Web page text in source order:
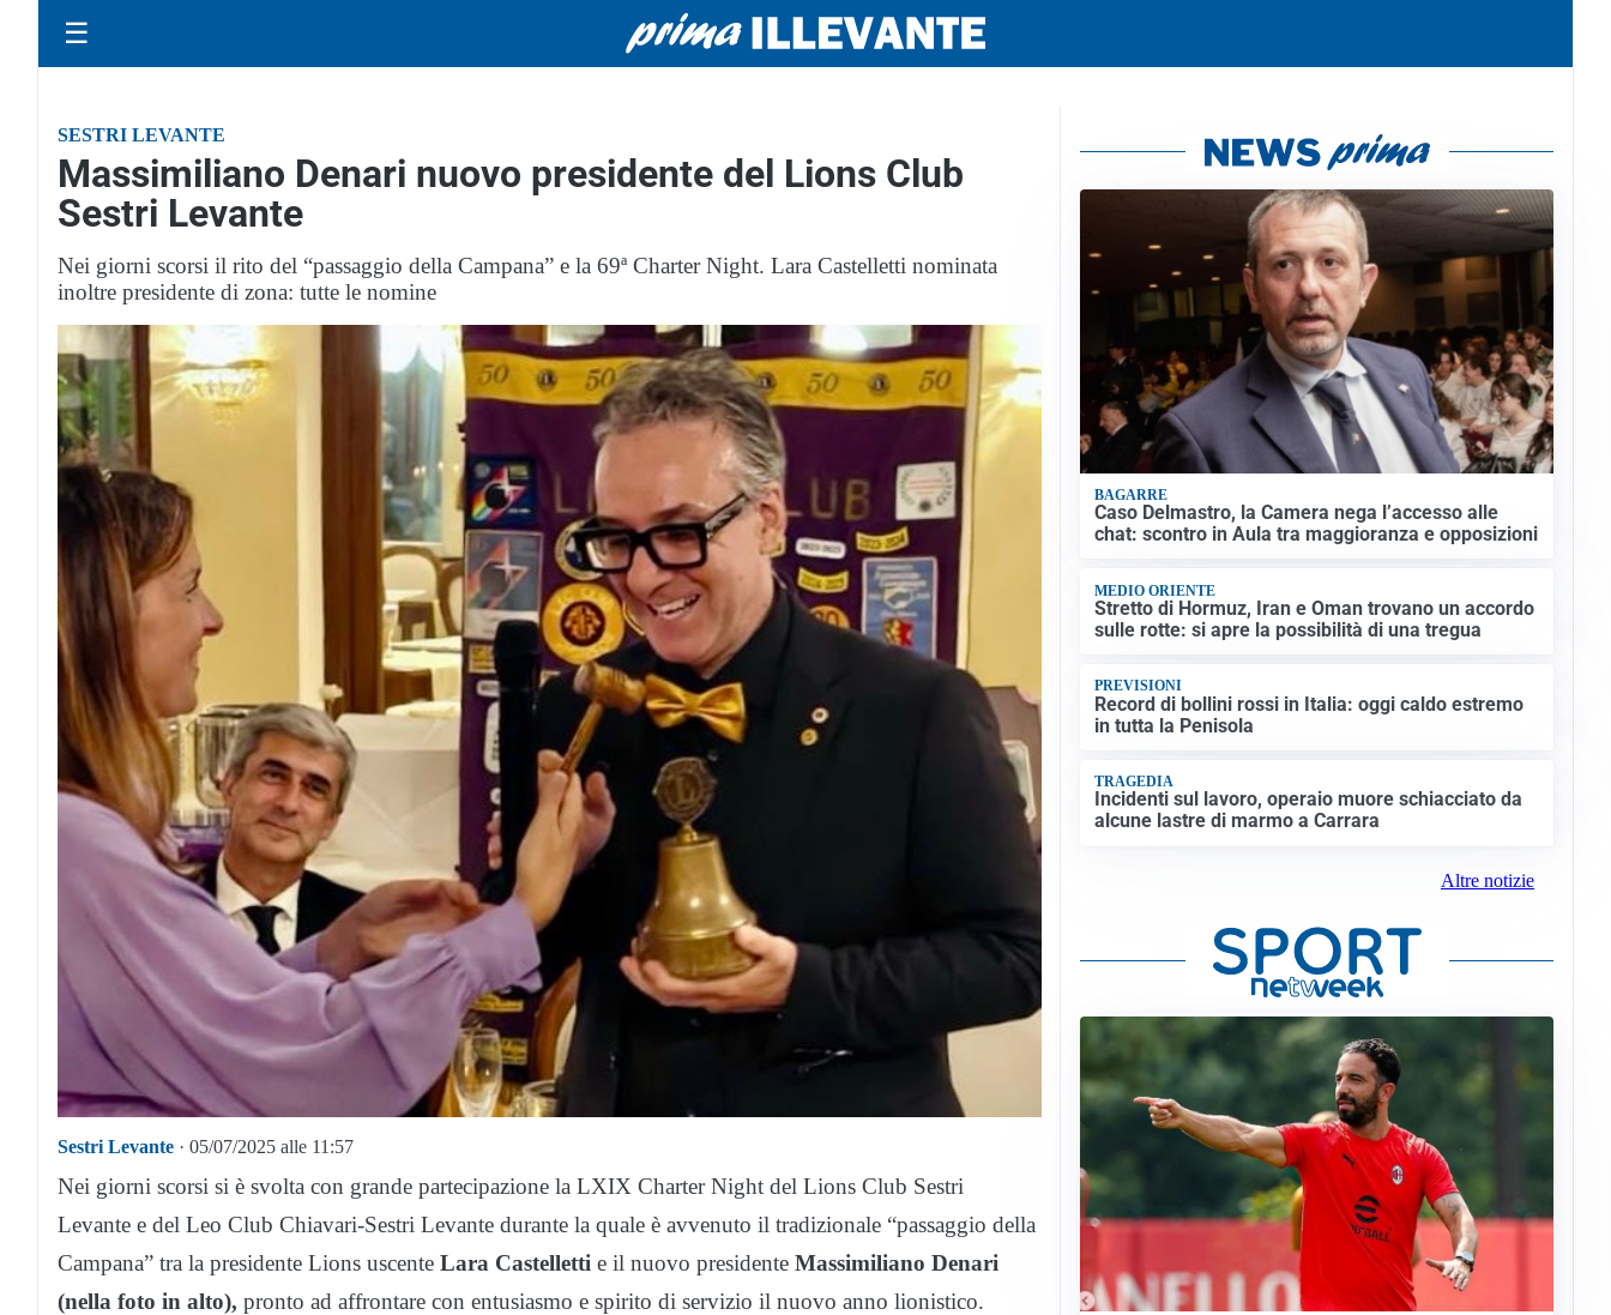
☰
SESTRI LEVANTE
Massimiliano Denari nuovo presidente del Lions Club
Sestri Levante
Nei giorni scorsi il rito del “passaggio della Campana” e la 69ª Charter Night. Lara Castelletti nominata
inoltre presidente di zona: tutte le nomine
Sestri Levante · 05/07/2025 alle 11:57
Nei giorni scorsi si è svolta con grande partecipazione la LXIX Charter Night del Lions Club Sestri
Levante e del Leo Club Chiavari-Sestri Levante durante la quale è avvenuto il tradizionale “passaggio della
Campana” tra la presidente Lions uscente Lara Castelletti e il nuovo presidente Massimiliano Denari
(nella foto in alto), pronto ad affrontare con entusiasmo e spirito di servizio il nuovo anno lionistico.
BAGARRE
Caso Delmastro, la Camera nega l’accesso alle
chat: scontro in Aula tra maggioranza e opposizioni
MEDIO ORIENTE
Stretto di Hormuz, Iran e Oman trovano un accordo
sulle rotte: si apre la possibilità di una tregua
PREVISIONI
Record di bollini rossi in Italia: oggi caldo estremo
in tutta la Penisola
TRAGEDIA
Incidenti sul lavoro, operaio muore schiacciato da
alcune lastre di marmo a Carrara
Altre notizie